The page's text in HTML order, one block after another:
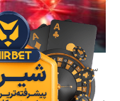
سایت معتبر شرط بندی